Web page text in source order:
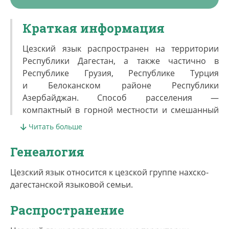
Краткая информация
Цезский язык распространен на территории
Республики Дагестан, а также частично в
Республике Грузия, Республике Турция
и Белоканском районе Республики
Азербайджан. Способ расселения —
компактный в горной местности и смешанный
на равнине. По переписи 2010 г. численность
местности 11318). По оценкам исследователей
общая численность цезов в России составляет
около 35000 человек, а в мире более 5000
родным языком за исключением небольшой
части городской молодежи.
Читать больше
Генеалогия
Цезский язык относится к цезской группе нахско-
дагестанской языковой семьи.
Распространение